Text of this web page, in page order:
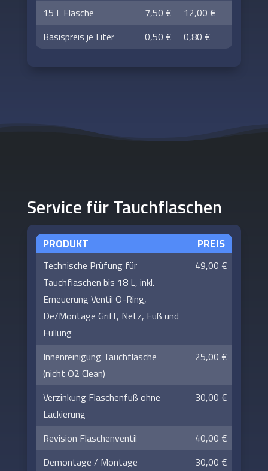
15 L Flasche
7,50 €
12,00 €
Basispreis je Liter
0,50 € 0,80 €
Service für Tauchflaschen
PRODUKT PREIS
Technische Prüfung für
Tauchflaschen bis 18 L, inkl.
Erneuerung Ventil O-Ring,
De/Montage Griff, Netz, Fuß und
Füllung
49,00 €
Innenreinigung Tauchflasche
(nicht O2 Clean)
25,00 €
Verzinkung Flaschenfuß ohne
Lackierung
30,00 €
Revision Flaschenventil
40,00 €
Demontage / Montage
30,00 €